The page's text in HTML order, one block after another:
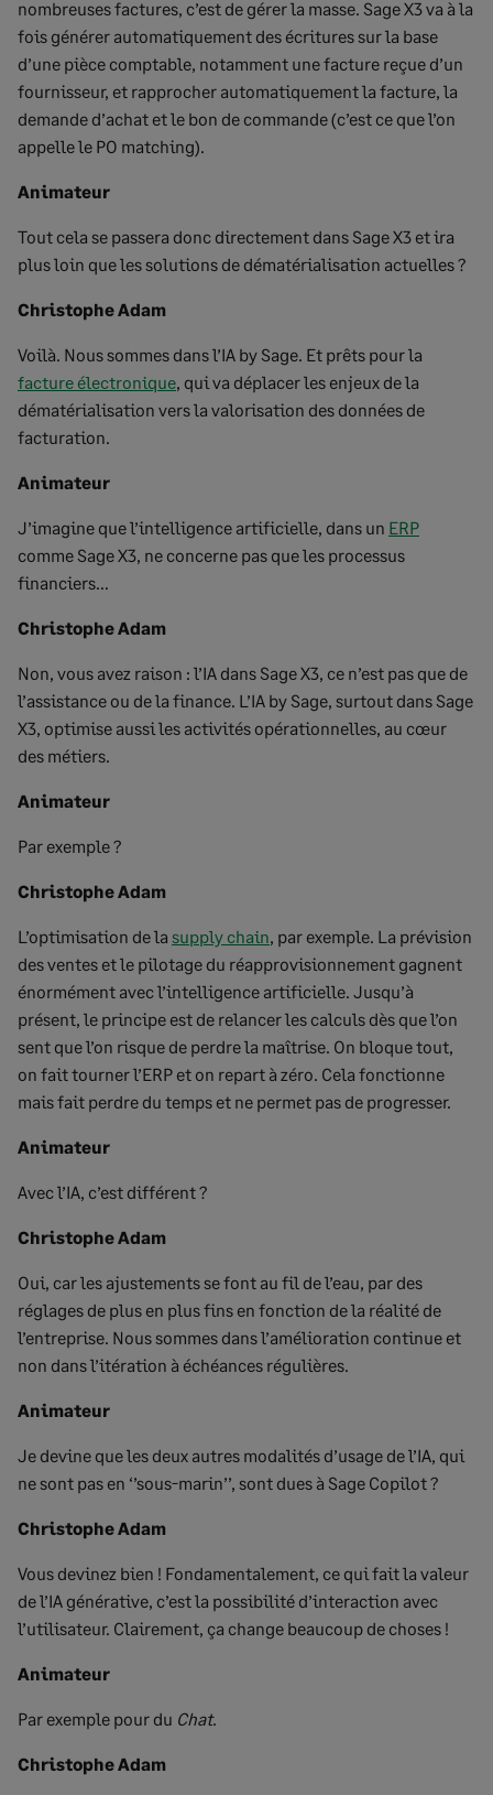
nombreuses factures, c’est de gérer la masse. Sage X3 va à la
fois générer automatiquement des écritures sur la base
d’une pièce comptable, notamment une facture reçue d’un
fournisseur, et rapprocher automatiquement la facture, la
demande d’achat et le bon de commande (c’est ce que l’on
appelle le PO matching).
Animateur
Tout cela se passera donc directement dans Sage X3 et ira
plus loin que les solutions de dématérialisation actuelles ?
Christophe Adam
Voilà. Nous sommes dans l’IA by Sage. Et prêts pour la
facture électronique, qui va déplacer les enjeux de la
dématérialisation vers la valorisation des données de
facturation.
Animateur
J’imagine que l’intelligence artificielle, dans un ERP
comme Sage X3, ne concerne pas que les processus
financiers…
Christophe Adam
Non, vous avez raison : l’IA dans Sage X3, ce n’est pas que de
l’assistance ou de la finance. L’IA by Sage, surtout dans Sage
X3, optimise aussi les activités opérationnelles, au cœur
des métiers.
Animateur
Par exemple ?
Christophe Adam
L’optimisation de la supply chain, par exemple. La prévision
des ventes et le pilotage du réapprovisionnement gagnent
énormément avec l’intelligence artificielle. Jusqu’à
présent, le principe est de relancer les calculs dès que l’on
sent que l’on risque de perdre la maîtrise. On bloque tout,
on fait tourner l’ERP et on repart à zéro. Cela fonctionne
mais fait perdre du temps et ne permet pas de progresser.
Animateur
Avec l’IA, c’est différent ?
Christophe Adam
Oui, car les ajustements se font au fil de l’eau, par des
réglages de plus en plus fins en fonction de la réalité de
l’entreprise. Nous sommes dans l’amélioration continue et
non dans l’itération à échéances régulières.
Animateur
Je devine que les deux autres modalités d’usage de l’IA, qui
ne sont pas en ‘’sous-marin’’, sont dues à Sage Copilot ?
Christophe Adam
Vous devinez bien ! Fondamentalement, ce qui fait la valeur
de l’IA générative, c’est la possibilité d’interaction avec
l’utilisateur. Clairement, ça change beaucoup de choses !
Animateur
Par exemple pour du Chat.
Christophe Adam